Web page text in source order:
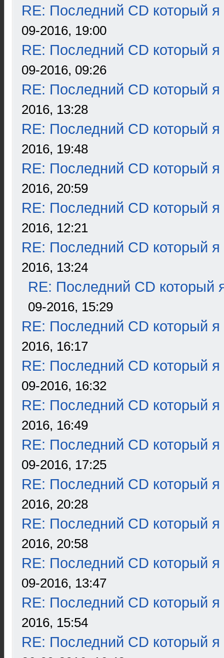
RE: Последний CD который я
09-2016, 19:00
RE: Последний CD который я
09-2016, 09:26
RE: Последний CD который я
2016, 13:28
RE: Последний CD который я
2016, 19:48
RE: Последний CD который я
2016, 20:59
RE: Последний CD который я
2016, 12:21
RE: Последний CD который я
2016, 13:24
RE: Последний CD который
09-2016, 15:29
RE: Последний CD который я
2016, 16:17
RE: Последний CD который я
09-2016, 16:32
RE: Последний CD который я
2016, 16:49
RE: Последний CD который я
09-2016, 17:25
RE: Последний CD который я
2016, 20:28
RE: Последний CD который я
2016, 20:58
RE: Последний CD который я
09-2016, 13:47
RE: Последний CD который я
2016, 15:54
RE: Последний CD который я